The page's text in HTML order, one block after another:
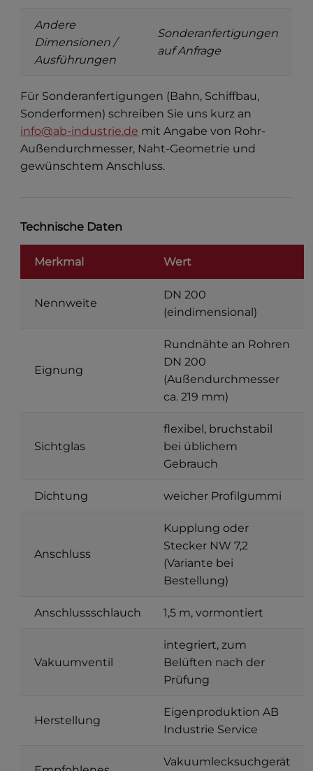
Andere
Dimensionen /
Ausführungen
Sonderanfertigungen
auf Anfrage
Für Sonderanfertigungen (Bahn, Schiffbau,
Sonderformen) schreiben Sie uns kurz an
info@ab-industrie.de mit Angabe von Rohr-
Außendurchmesser, Naht-Geometrie und
gewünschtem Anschluss.
Technische Daten
Merkmal Wert
Nennweite
DN 200
(eindimensional)
Eignung
Rundnähte an Rohren
DN 200
(Außendurchmesser
ca. 219 mm)
Sichtglas
flexibel, bruchstabil
bei üblichem
Gebrauch
Dichtung weicher Profilgummi
Anschluss
Kupplung oder
Stecker NW 7,2
(Variante bei
Bestellung)
Anschlussschlauch 1,5 m, vormontiert
Vakuumventil
integriert, zum
Belüften nach der
Prüfung
Herstellung
Eigenproduktion AB
Industrie Service
Vakuumlecksuchgerät